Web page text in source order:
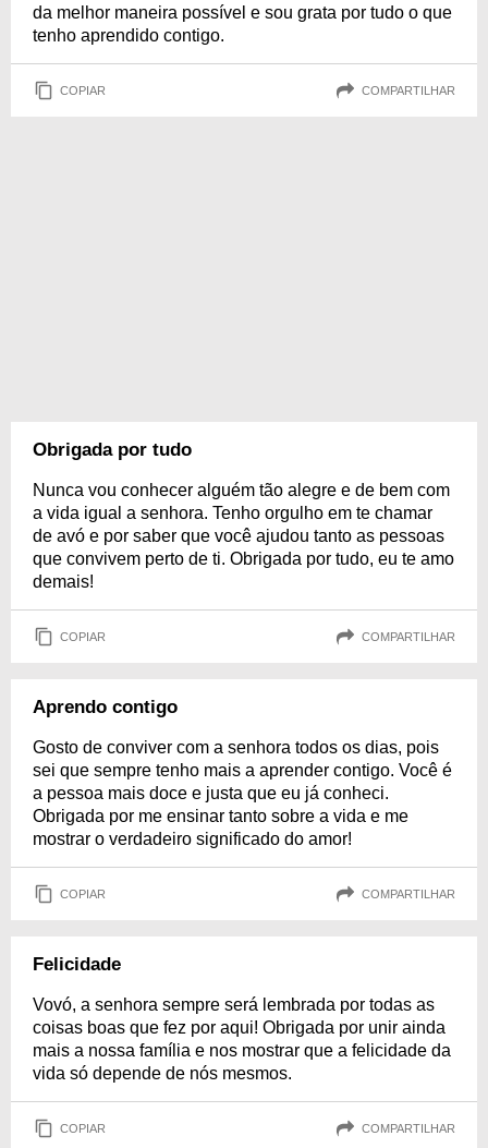
da melhor maneira possível e sou grata por tudo o que
tenho aprendido contigo.
COPIAR COMPARTILHAR
Obrigada por tudo
Nunca vou conhecer alguém tão alegre e de bem com
a vida igual a senhora. Tenho orgulho em te chamar
de avó e por saber que você ajudou tanto as pessoas
que convivem perto de ti. Obrigada por tudo, eu te amo
demais!
COPIAR COMPARTILHAR
Aprendo contigo
Gosto de conviver com a senhora todos os dias, pois
sei que sempre tenho mais a aprender contigo. Você é
a pessoa mais doce e justa que eu já conheci.
Obrigada por me ensinar tanto sobre a vida e me
mostrar o verdadeiro significado do amor!
COPIAR COMPARTILHAR
Felicidade
Vovó, a senhora sempre será lembrada por todas as
coisas boas que fez por aqui! Obrigada por unir ainda
mais a nossa família e nos mostrar que a felicidade da
vida só depende de nós mesmos.
COPIAR COMPARTILHAR